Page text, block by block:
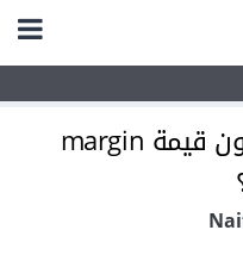
ماذا يعني أن تكون قيمة margin